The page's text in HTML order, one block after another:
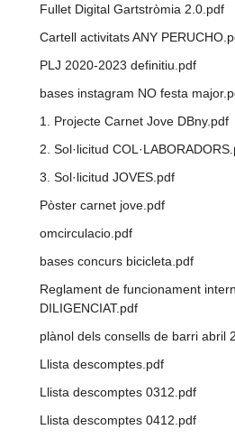
Fullet Digital Gartstròmia 2.0.pdf
Cartell activitats ANY
PLJ 2020-2023 definitiu.pdf
bases instagram NO festa
1. Projecte Carnet Jove DBny.pdf
2. Sol·licitud
3. Sol·licitud JOVES.pdf
Pòster carnet jove.pdf
omcirculacio.pdf
bases concurs bicicleta.pdf
Reglament de funcionament
DILIGENCIAT.pdf
plànol dels consells de barri abril
Llista descomptes.pdf
Llista descomptes 0312.pdf
Llista descomptes 0412.pdf